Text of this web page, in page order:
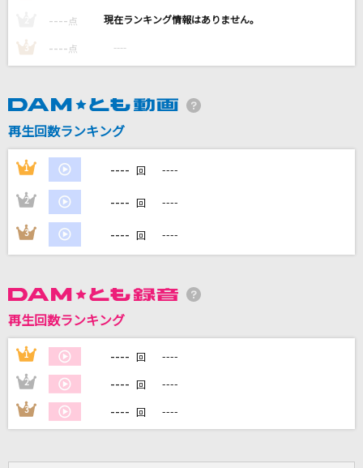
[生音]粉雪
レミオロメン
MY LITTLE LOVER
クリープハイプ
もっと見る
DAMに会員登録・ログインして
---- 点 ----
3 ---- 点 ----
再生回数ランキング
1 ---- 回 ----
2 ---- 回 ----
3 ---- 回 ----
再生回数ランキング
1 ---- 回 ----
2 ---- 回 ----
3 ---- 回 ----